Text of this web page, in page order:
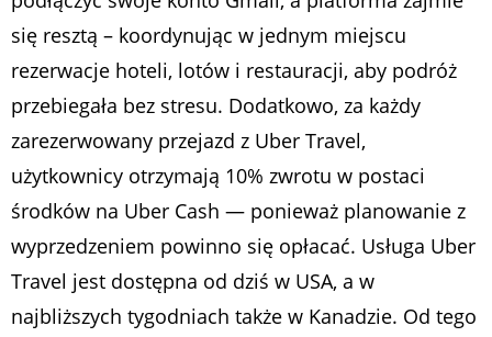
się resztą – koordynując w jednym miejscu
rezerwacje hoteli, lotów i restauracji, aby podróż
przebiegała bez stresu. Dodatkowo, za każdy
zarezerwowany przejazd z Uber Travel,
użytkownicy otrzymają 10% zwrotu w postaci
środków na Uber Cash — ponieważ planowanie z
wyprzedzeniem powinno się opłacać. Usługa Uber
Travel jest dostępna od dziś w USA, a w
najbliższych tygodniach także w Kanadzie. Od tego